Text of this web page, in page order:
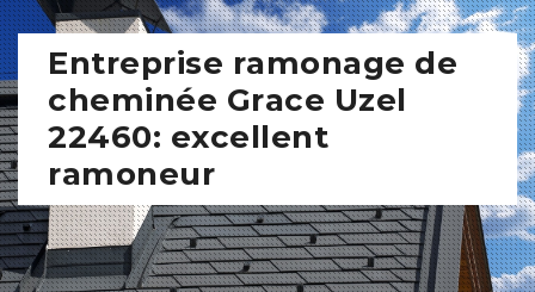
Entreprise ramonage de
cheminée Grace Uzel
22460: excellent
ramoneur